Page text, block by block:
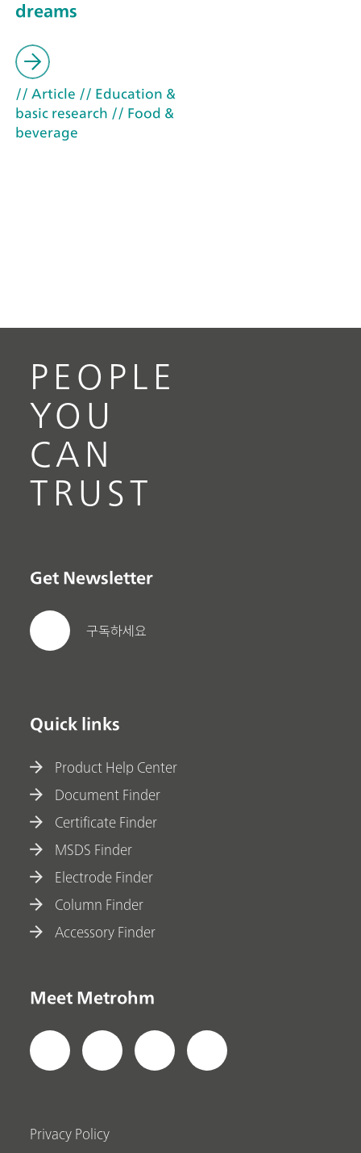
dreams
// Article // Education &
basic research // Food &
beverage
PEOPLE
YOU
CAN
TRUST
Get Newsletter
구독하세요
Quick links
Product Help Center
Document Finder
Certificate Finder
MSDS Finder
Electrode Finder
Column Finder
Accessory Finder
Meet Metrohm
Privacy Policy